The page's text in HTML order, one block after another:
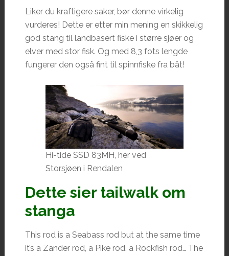
Liker du kraftigere saker, bør denne virkelig
vurderes! Dette er etter min mening en skikkelig
god stang til landbasert fiske i større sjøer og
elver med stor fisk. Og med 8,3 fots lengde
fungerer den også fint til spinnfiske fra båt!
Hi-tide SSD 83MH, her ved
Storsjøen i Rendalen
Dette sier tailwalk om
stanga
This rod is a Seabass rod but at the same time
it’s a Zander rod, a Pike rod, a Rockfish rod… The